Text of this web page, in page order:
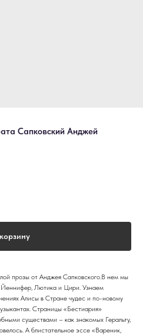
Сапковский Анджей
прозы от Анджея Сапковского.В нем мы
Йеннифер, Лютика и Цири. Узнаем
Алисы в Стране чудес и по-новому
Страницы «Бестиария»
существами – как знакомых Геральту,
А блистательное эссе «Вареник,